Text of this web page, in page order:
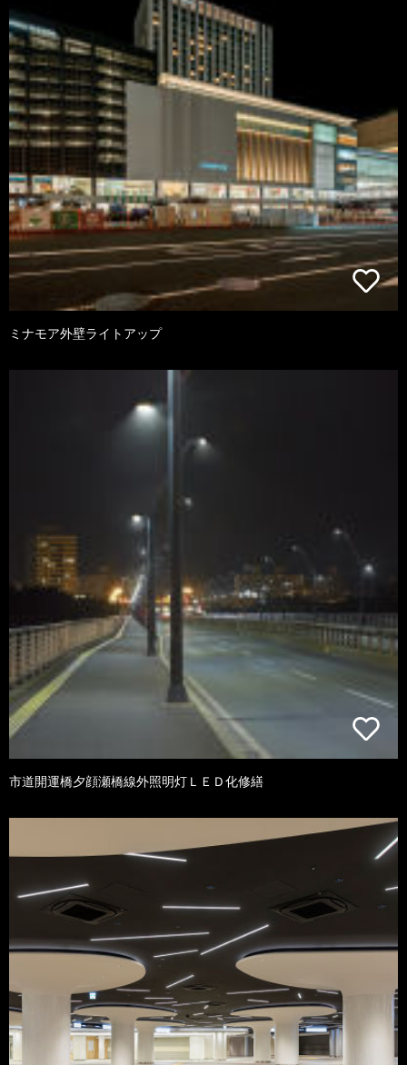
ミナモア外壁ライトアップ
市道開運橋夕顔瀬橋線外照明灯ＬＥＤ化修繕